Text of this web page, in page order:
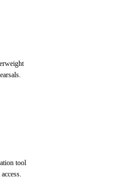
tool